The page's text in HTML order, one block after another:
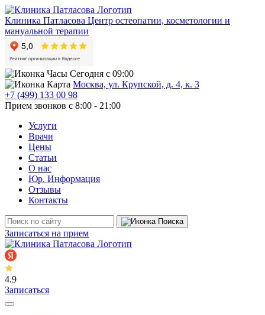
Клиника Патласова Центр остеопатии, косметологии и
мануальной терапии
Сегодня с 09:00
Москва, ул. Крупской, д. 4, к. 3
+7 (499) 133 00 98
Прием звонков с 8:00 - 21:00
Услуги
Врачи
Цены
Статьи
О нас
Юр. Информация
Отзывы
Контакты
Записаться на прием
4.9
Записаться